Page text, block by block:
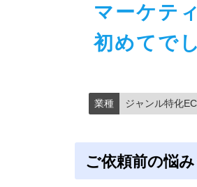
マーケテ
初めてで
業種 ジャンル特化
ご依頼前の悩み